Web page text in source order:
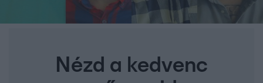
Nézd a kedvenc